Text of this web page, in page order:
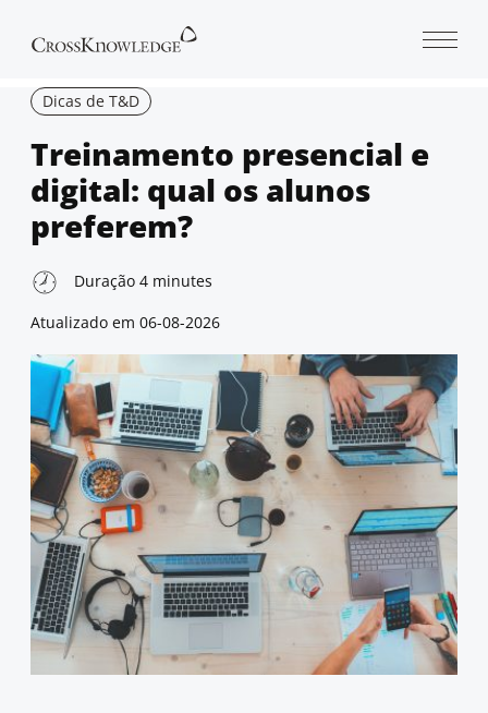
Dicas de T&D
Treinamento presencial e
digital: qual os alunos
preferem?
Duração 4 minutes
Atualizado em 06-08-2026